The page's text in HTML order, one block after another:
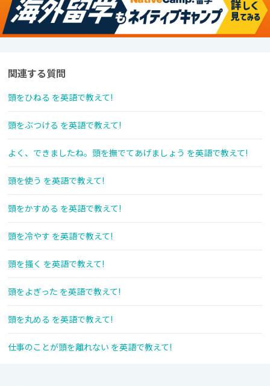
関連する質問
頭をひねる を英語で教えて!
頭をぶつける を英語で教えて!
よく、できましたね。頭を撫でてあげましょう を英語で教えて!
頭を使う を英語で教えて!
頭をかすめる を英語で教えて!
頭を冷やす を英語で教えて!
頭を搔く を英語で教えて!
頭をよぎった を英語で教えて!
頭を丸める を英語で教えて!
仕事のことが頭を離れない を英語で教えて!